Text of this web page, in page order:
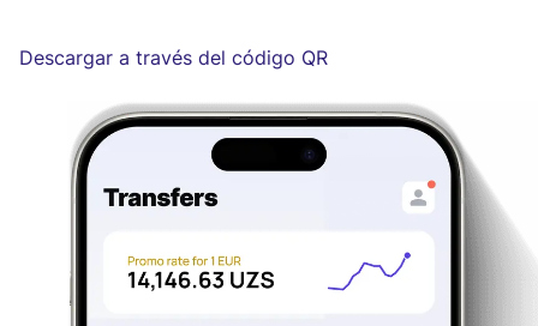
Descargar a través del código QR